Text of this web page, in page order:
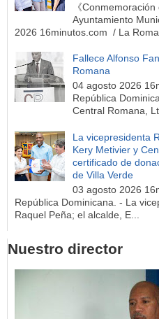
《
Ayuntamiento
2026 16minutos.com / La
Fallece Alfonso
Romana
04 agosto 2026
República
Central Romana,
La vicepresidenta
Kery Metivier y
certificado de
de Villa Verde
03 agosto 2026
República Dominicana. - La
Raquel Peña; el alcalde, E...
Nuestro director